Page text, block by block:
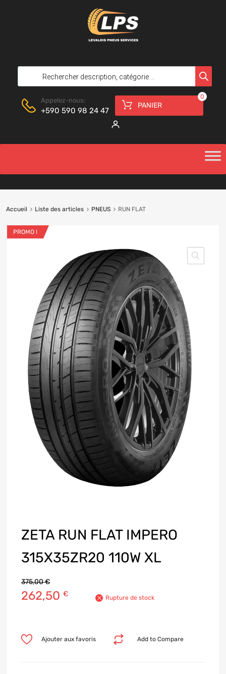
Appelez-nous:
+590 590 98 24 47
PANIER
0
Accueil Liste des articles PNEUS RUN FLAT
PROMO !
ZETA RUN FLAT IMPERO
315X35ZR20 110W XL
375,00€
262,50 € Rupture de stock
Add to Compare
Ajouter aux favoris